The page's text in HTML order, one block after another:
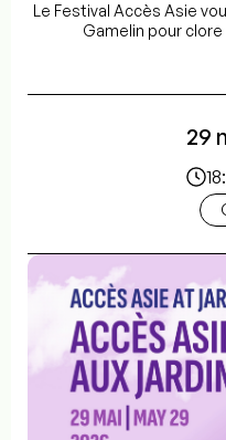
Le Festival Accès Asie
Gamelin pour
29